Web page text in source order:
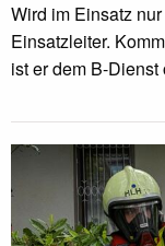
Wird im Einsatz
Einsatzleiter.
ist er dem B-